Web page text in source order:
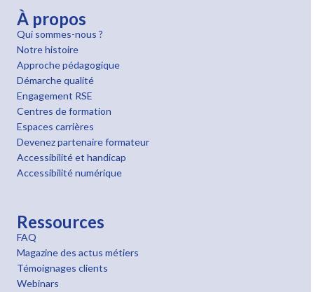
À propos
Qui sommes-nous ?
Notre histoire
Approche pédagogique
Démarche qualité
Engagement RSE
Centres de formation
Espaces carrières
Devenez partenaire formateur
Accessibilité et handicap
Accessibilité numérique
Ressources
FAQ
Magazine des actus métiers
Témoignages clients
Webinars